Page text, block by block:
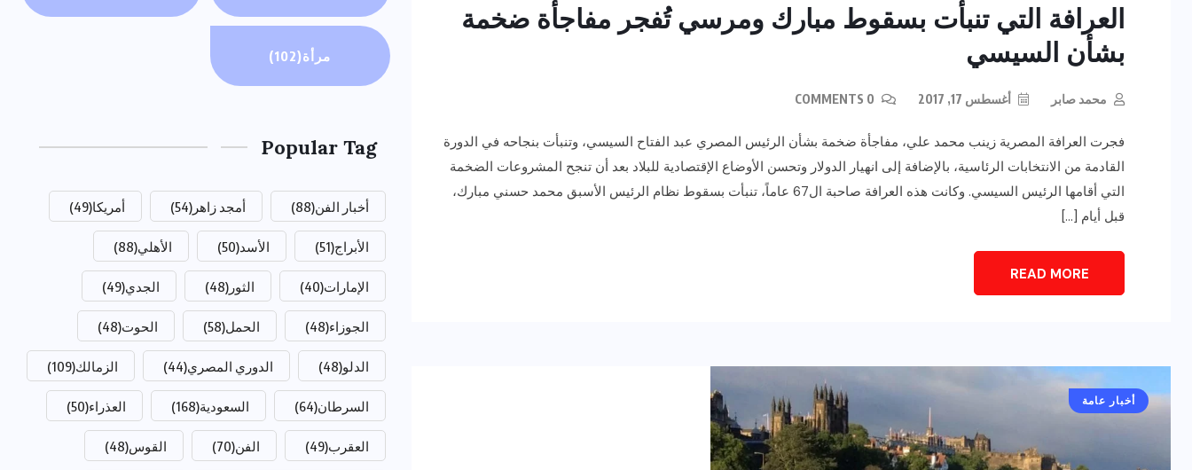
العرافة التي تنبأت بسقوط مبارك ومرسي تُفجر مفاجأة ضخمة
بشأن السيسي
محمد صابر أغسطس 17, 2017
فجرت العرافة المصرية زينب محمد علي، مفاجأة ضخمة بشأن الرئيس المصري عبد الفتاح السيسي، وتنبأت بنجاحه في الدورة
القادمة من الانتخابات الرئاسية، بالإضافة إلى انهيار الدولار وتحسن الأوضاع الإقتصادية للبلاد بعد أن تنجح المشروعات الضخمة
التي أقامها الرئيس السيسي. وكانت هذه العرافة صاحبة ال67 عاماً، تنبأت بسقوط نظام الرئيس الأسبق محمد حسني مبارك،
قبل أيام […]
READ MORE
أخبار عامة
مرأة(102)
Popular Tag
أخبار الفن(88) أمجد زاهر (54) أمريكا(49)
الأبراج(51) الأسد(50) الأهلي(88)
الإمارات(40) الثور (48) الجدي(49)
الجوزاء(48) الحمل(58) الحوت(48)
الدلو(48) الدوري المصري(44) الزمالك(109)
السرطان(64) السعودية(168) العذراء(50)
العقرب(49) الفن(70) القوس(48)